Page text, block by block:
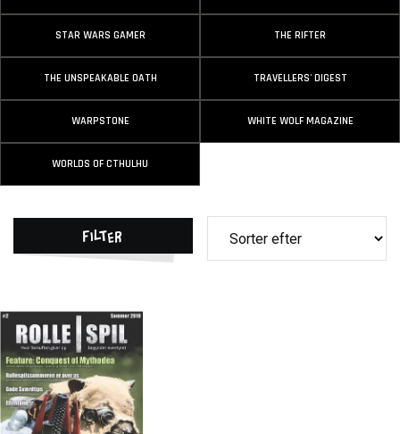
STAR WARS GAMER THE RIFTER
THE UNSPEAKABLE OATH TRAVELLERS' DIGEST
WARPSTONE WHITE WOLF MAGAZINE
WORLDS OF CTHULHU
Filter